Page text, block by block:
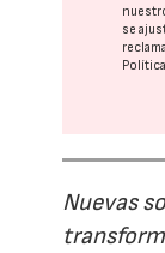
se
Nuevas